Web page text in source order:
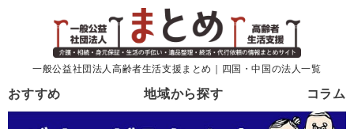
一般公益社団法人高齢者生活支援まとめ｜四国・中国の法人一覧
おすすめ 地域から探す コラム